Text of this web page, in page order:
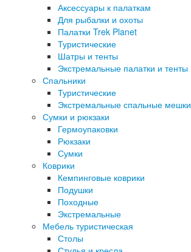
Аксессуары к палаткам
Для рыбалки и охоты
Палатки Trek Planet
Туристические
Шатры и тенты
Экстремальные палатки и тенты
Спальники
Туристические
Экстремальные спальные мешки
Сумки и рюкзаки
Гермоупаковки
Рюкзаки
Сумки
Коврики
Кемпинговые коврики
Подушки
Походные
Экстремальные
Мебель туристическая
Столы